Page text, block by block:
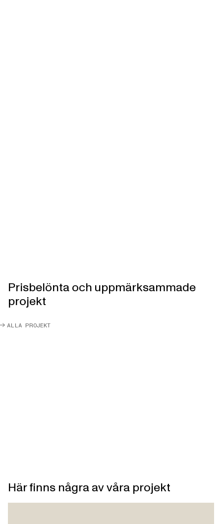
Prisbelönta och uppmärksammade
projekt
ALLA PROJEKT
Här finns några av våra projekt